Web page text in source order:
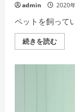
覧
だ
さ
い
admin 2020
ペットを飼って
続きを読むペ
ッ